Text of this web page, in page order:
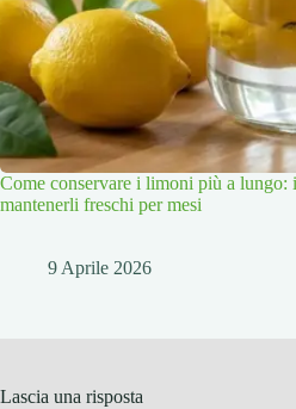
Come conservare i limoni più a lungo:
mantenerli freschi per mesi
9 Aprile 2026
Lascia una risposta